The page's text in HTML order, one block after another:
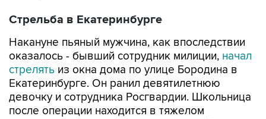
Стрельба в Екатеринбурге
Накануне пьяный мужчина, как впоследствии
оказалось - бывший сотрудник милиции, начал
стрелять из окна дома по улице Бородина в
Екатеринбурге. Он ранил девятилетнюю
девочку и сотрудника Росгвардии. Школьница
после операции находится в тяжелом